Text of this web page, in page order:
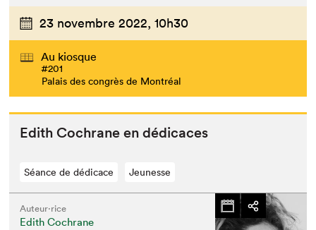
23 novembre 2022, 10h30
Au kiosque
#201
Palais des congrès de Montréal
Edith Cochrane en dédicaces
Séance de dédicace Jeunesse
Auteur·rice
Edith Cochrane